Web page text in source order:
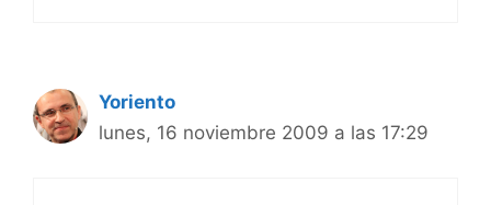
Yoriento
lunes, 16 noviembre 2009 a las 17:29